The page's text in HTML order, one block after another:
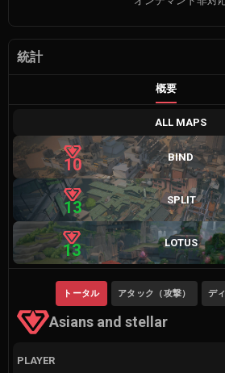
統計
概要
ALL MAPS
10 BIND
13 SPLIT
13 LOTUS
Asians and stellar
トータル アタック（攻撃） デ
PLAYER